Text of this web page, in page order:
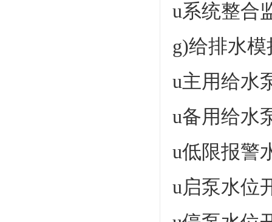
u系统整合
g)给排水
u主用给水
u备用给水
u低限报警
u启泵水位